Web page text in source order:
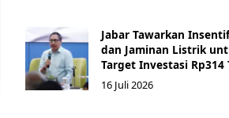
Jabar Tawarkan
dan Jaminan Listrik
Target Investasi Rp314
16 Juli 2026